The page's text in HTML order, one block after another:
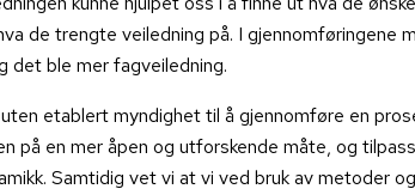
de trengte veiledning på. I gjennomføringene
det ble mer fagveiledning.
etablert myndighet til å gjennomføre en
på en mer åpen og utforskende måte, og
Samtidig vet vi at vi ved bruk av metoder